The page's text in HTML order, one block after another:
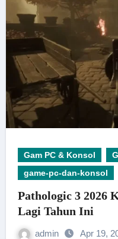
Gam PC & Konsol
game-pc-dan-konsol
Pathologic 3 2026
Lagi Tahun Ini
admin Apr 19,